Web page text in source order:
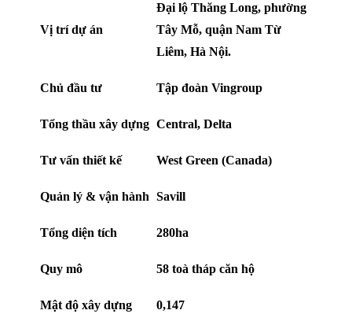
Vị trí dự án
Đại lộ Thăng Long, phường
Tây Mỗ, quận Nam Từ
Liêm, Hà Nội.
Chủ đầu tư Tập đoàn Vingroup
Tổng thầu xây dựng Central, Delta
Tư vấn thiết kế West Green (Canada)
Quản lý & vận hành Savill
Tổng diện tích 280ha
Quy mô 58 toà tháp căn hộ
Mật độ xây dựng 0,147